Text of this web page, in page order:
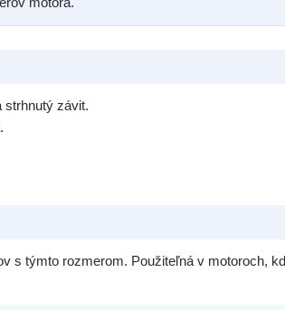
strhnutý závit.
s týmto rozmerom. Použiteľná v motoroch,